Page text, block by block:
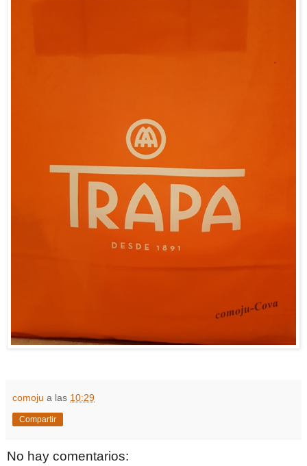
comoju a las 10:29
Compartir
No hay comentarios: